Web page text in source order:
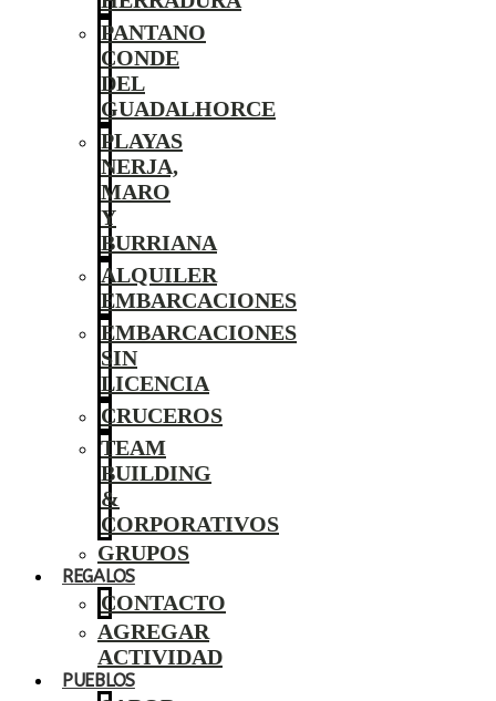
PANTANO
CONDE
DEL
GUADALHORCE
PLAYAS
NERJA,
MARO
Y
BURRIANA
ALQUILER
EMBARCACIONES
EMBARCACIONES
SIN
LICENCIA
CRUCEROS
TEAM
BUILDING
&
CORPORATIVOS
GRUPOS
REGALOS
CONTACTO
AGREGAR
ACTIVIDAD
PUEBLOS